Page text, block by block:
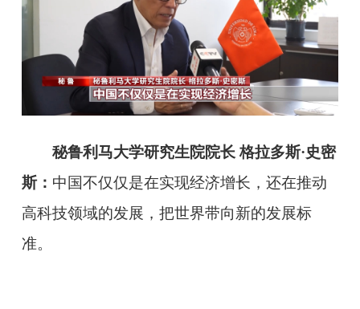
秘鲁利马大学研究生院院长 格拉多斯·史密
斯： 中国不仅仅是在实现经济增长，还在推动
高科技领域的发展，把世界带向新的发展标
准。